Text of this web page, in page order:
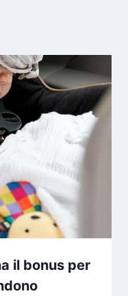
il bonus per